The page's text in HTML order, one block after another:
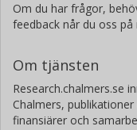
Om du har frågor,
feedback når du oss på
Om tjänsten
Research.chalmers.se
Chalmers,
finansiärer och